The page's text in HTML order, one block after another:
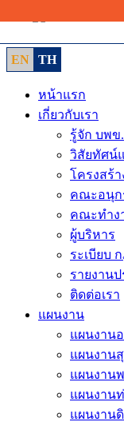
content
EN
TH
หน้าแรก
เกี่ยวกับเรา
รู้จัก บพข.
วิสัยทัศน์
โครงสร้
คณะอนุก
คณะทำง
ผู้บริหาร
ระเบียบ
รายงานป
ติดต่อเรา
แผนงาน
แผนงาน
แผนงาน
แผนงาน
แผนงาน
แผนงาน